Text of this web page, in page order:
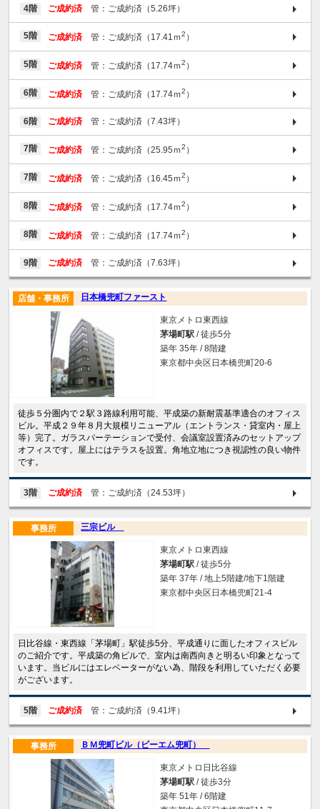
4階 ご成約済 管：ご成約済（5.26坪）
5階 ご成約済 管：ご成約済（17.41ｍ2 ）
5階 ご成約済 管：ご成約済（17.74ｍ2 ）
6階 ご成約済 管：ご成約済（17.74ｍ2 ）
6階 ご成約済 管：ご成約済（7.43坪）
7階 ご成約済 管：ご成約済（25.95ｍ2 ）
7階 ご成約済 管：ご成約済（16.45ｍ2 ）
8階 ご成約済 管：ご成約済（17.74ｍ2 ）
8階 ご成約済 管：ご成約済（17.74ｍ2 ）
9階 ご成約済 管：ご成約済（7.63坪）
日本橋兜町ファースト
店舗・事務所
東京メトロ東西線
茅場町駅 / 徒歩5分
築年 35年 / 8階建
東京都中央区日本橋兜町20-6
徒歩５分圏内で２駅３路線利用可能、平成築の新耐震基準適合のオフィス
ビル。平成２９年８月大規模リニューアル（エントランス・貸室内・屋上
等）完了。ガラスパーテーションで受付、会議室設置済みのセットアップ
オフィスです。屋上にはテラスを設置。角地立地につき視認性の良い物件
です。
3階 ご成約済 管：ご成約済（24.53坪）
三宗ビル
事務所
東京メトロ東西線
茅場町駅 / 徒歩5分
築年 37年 / 地上5階建/地下1階建
東京都中央区日本橋兜町21-4
日比谷線・東西線「茅場町」駅徒歩5分、平成通りに面したオフィスビル
のご紹介です。平成築の角ビルで、室内は南西向きと明るい印象となって
います。当ビルにはエレベーターがない為、階段を利用していただく必要
がございます。
5階 ご成約済 管：ご成約済（9.41坪）
ＢＭ兜町ビル（ビーエム兜町）
事務所
東京メトロ日比谷線
茅場町駅 / 徒歩3分
築年 51年 / 6階建